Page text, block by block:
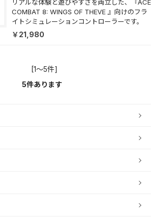
リアルな体験と遊びやすさを両立した、『ACE
COMBAT 8: WINGS OF THEVE 』向けのフラ
イトシミュレーションコントローラーです。
￥21,980
[1～5件]
5件あります